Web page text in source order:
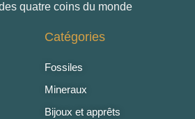
quatre coins du monde
Catégories
Fossiles
Mineraux
Bijoux et apprêts